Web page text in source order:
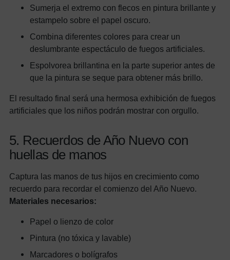
Sumerja el extremo con flecos en pintura brillante y
estampelo sobre el papel oscuro.
Combina diferentes colores para crear un
deslumbrante espectáculo de fuegos artificiales.
Espolvorea brillantina en la parte superior antes de
que la pintura se seque para obtener más brillo.
El resultado final será una hermosa exhibición de fuegos
artificiales que los niños podrán mostrar con orgullo.
5. Recuerdos de Año Nuevo con
huellas de manos
Captura las manos de tus hijos en crecimiento como
recuerdo para recordar el comienzo del Año Nuevo.
Materiales necesarios:
Papel o lienzo de color
Pintura (no tóxica y lavable)
Marcadores o bolígrafos